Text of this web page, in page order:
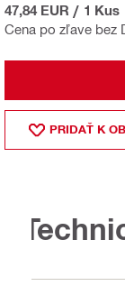
Cena po zľave bez
47,84 EUR / 1 Kus
PRIDAŤ K